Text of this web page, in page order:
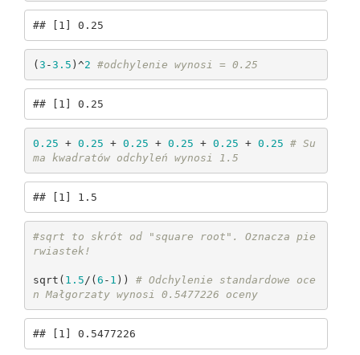
## [1] 0.25
( 3 -3.5 )^2 #odchylenie wynosi = 0.25
## [1] 0.25
0.25 + 0.25 + 0.25 + 0.25 + 0.25 + 0.25 # Su
ma kwadratów odchyleń wynosi 1.5
## [1] 1.5
#sqrt to skrót od "square root". Oznacza pie
rwiastek!
sqrt( 1.5 /( 6 - 1 )) # Odchylenie standardowe oce
n Małgorzaty wynosi 0.5477226 oceny
## [1] 0.5477226